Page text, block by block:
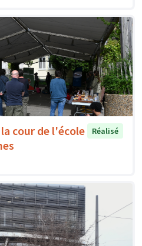
cour de l'école
Réalisé